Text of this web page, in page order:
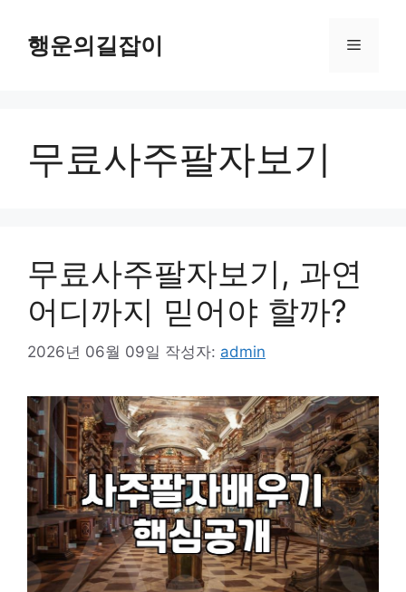
행운의길잡이 메
무료사주팔자보기
무료사주팔자보기, 과연
어디까지 믿어야 할까?
2026년 06월 09일 작성자: admin